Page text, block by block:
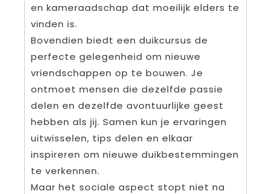
en kameraadschap dat moeilijk elders te
vinden is.
Bovendien biedt een duikcursus de
perfecte gelegenheid om nieuwe
vriendschappen op te bouwen. Je
ontmoet mensen die dezelfde passie
delen en dezelfde avontuurlijke geest
hebben als jij. Samen kun je ervaringen
uitwisselen, tips delen en elkaar
inspireren om nieuwe duikbestemmingen
te verkennen.
Maar het sociale aspect stopt niet na